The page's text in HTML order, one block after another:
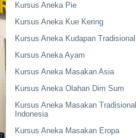
Kursus Aneka Pie
Kursus Aneka Kue Kering
Kursus Aneka Kudapan Tradisional
Kursus Aneka Ayam
Kursus Aneka Masakan Asia
Kursus Aneka Olahan Dim Sum
Kursus Aneka Masakan Tradisional
Indonesia
Kursus Aneka Masakan Eropa